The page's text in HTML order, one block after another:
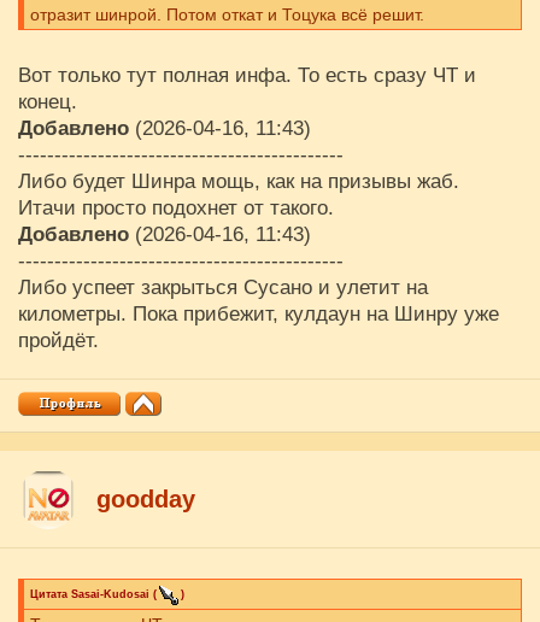
отразит шинрой. Потом откат и Тоцука всё решит.
Вот только тут полная инфа. То есть сразу ЧТ и
конец.
Добавлено (2026-04-16, 11:43)
---------------------------------------------
Либо будет Шинра мощь, как на призывы жаб.
Итачи просто подохнет от такого.
Добавлено (2026-04-16, 11:43)
---------------------------------------------
Либо успеет закрыться Сусано и улетит на
километры. Пока прибежит, кулдаун на Шинру уже
пройдёт.
goodday
Цитата Sasai-Kudosai ( )